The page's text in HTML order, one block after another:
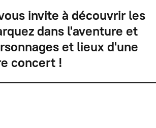
invite à découvrir les
dans l'aventure et
et lieux d'une
concert !